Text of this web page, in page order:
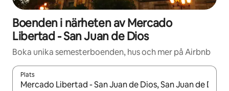
Boenden i närheten av Mercado
Libertad - San Juan de Dios
Boka unika semesterboenden, hus och mer på Airbnb
Plats
När resultaten är tillgängliga kan du navigera med upp- och